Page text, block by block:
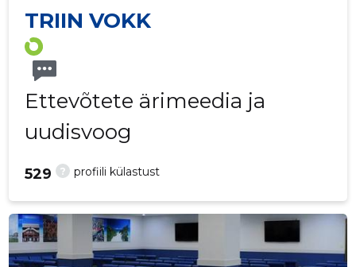
TRIIN VOKK
Ettevõtete ärimeedia ja
uudisvoog
? profiili külastust
529